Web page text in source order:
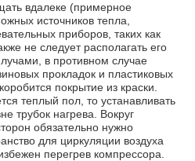
вдалеке (примерное
источников тепла,
приборов, таких как
не следует располагать его
в противном случае
прокладок и пластиковых
покрытие из краски.
теплый пол, то устанавливать
трубок нагрева. Вокруг
обязательно нужно
для циркуляции воздуха
перегрев компрессора.